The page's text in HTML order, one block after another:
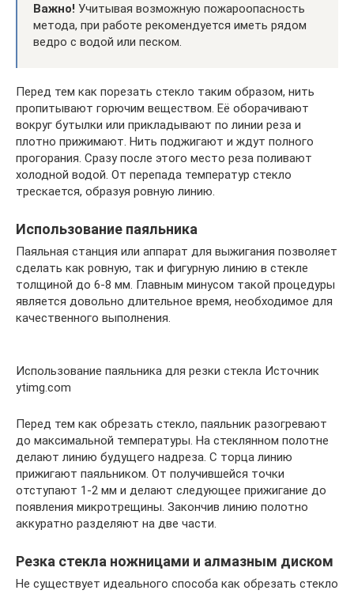
Важно! Учитывая возможную пожароопасность
метода, при работе рекомендуется иметь рядом
ведро с водой или песком.
Перед тем как порезать стекло таким образом, нить
пропитывают горючим веществом. Её оборачивают
вокруг бутылки или прикладывают по линии реза и
плотно прижимают. Нить поджигают и ждут полного
прогорания. Сразу после этого место реза поливают
холодной водой. От перепада температур стекло
трескается, образуя ровную линию.
Использование паяльника
Паяльная станция или аппарат для выжигания позволяет
сделать как ровную, так и фигурную линию в стекле
толщиной до 6-8 мм. Главным минусом такой процедуры
является довольно длительное время, необходимое для
качественного выполнения.
Использование паяльника для резки стекла Источник
ytimg.com
Перед тем как обрезать стекло, паяльник разогревают
до максимальной температуры. На стеклянном полотне
делают линию будущего надреза. С торца линию
прижигают паяльником. От получившейся точки
отступают 1-2 мм и делают следующее прижигание до
появления микротрещины. Закончив линию полотно
аккуратно разделяют на две части.
Резка стекла ножницами и алмазным диском
Не существует идеального способа как обрезать стекло